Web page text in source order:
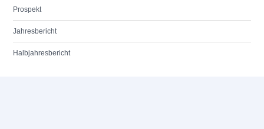
Prospekt
Jahresbericht
Halbjahresbericht